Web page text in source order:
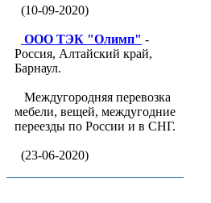
(10-09-2020)
ООО ТЭК "Олимп" -
Россия, Алтайский край,
Барнаул.
Междугородняя перевозка
мебели, вещей, междугодние
переезды по России и в СНГ.
(23-06-2020)